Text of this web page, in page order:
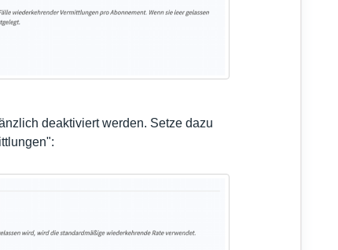
deaktiviert werden. Setze dazu